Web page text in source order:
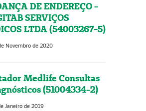
DE ENDEREÇO -
SERVIÇOS
LTDA (54003267-5)
Novembro de 2020
Medlife Consultas
(51004334-2)
Janeiro de 2019